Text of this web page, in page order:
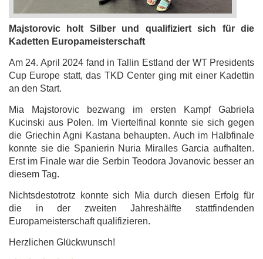
Majstorovic holt Silber und qualifiziert sich für die
Kadetten Europameisterschaft
Am 24. April 2024 fand in Tallin Estland der WT Presidents
Cup Europe statt, das TKD Center ging mit einer Kadettin
an den Start.
Mia Majstorovic bezwang im ersten Kampf Gabriela
Kucinski aus Polen. Im Viertelfinal konnte sie sich gegen
die Griechin Agni Kastana behaupten. Auch im Halbfinale
konnte sie die Spanierin Nuria Miralles Garcia aufhalten.
Erst im Finale war die Serbin Teodora Jovanovic besser an
diesem Tag.
Nichtsdestotrotz konnte sich Mia durch diesen Erfolg für
die in der zweiten Jahreshälfte stattfindenden
Europameisterschaft qualifizieren.
Herzlichen Glückwunsch!